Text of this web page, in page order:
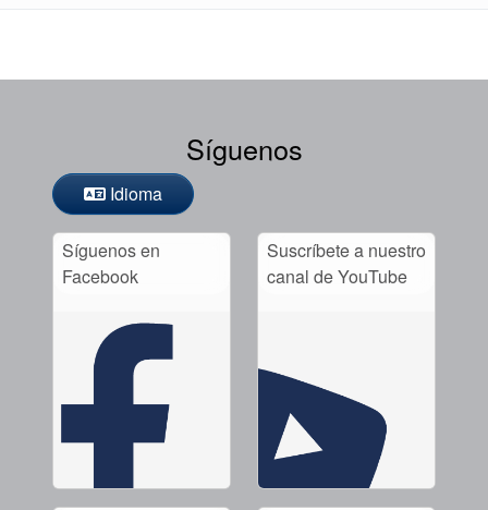
Síguenos
Idioma
Síguenos en
Facebook
Suscríbete a nuestro
canal de YouTube